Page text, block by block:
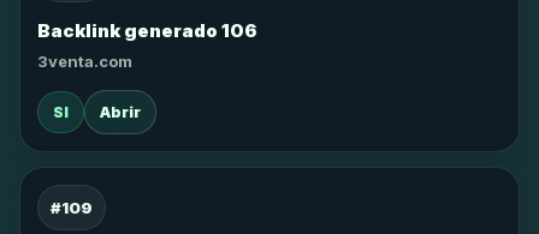
Backlink generado 106
3venta.com
SI Abrir
#109